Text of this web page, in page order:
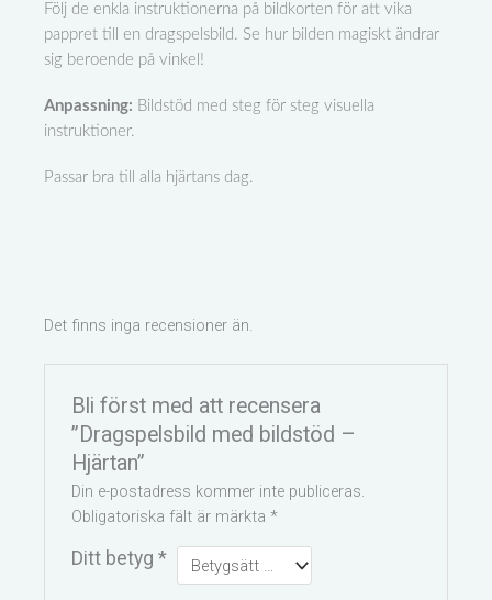
Följ de enkla instruktionerna på bildkorten för att vika
pappret till en dragspelsbild. Se hur bilden magiskt ändrar
sig beroende på vinkel!
Anpassning: Bildstöd med steg för steg visuella
instruktioner.
Passar bra till alla hjärtans dag.
Det finns inga recensioner än.
Bli först med att recensera
”Dragspelsbild med bildstöd –
Hjärtan”
Din e-postadress kommer inte publiceras.
Obligatoriska fält är märkta*
Ditt betyg*